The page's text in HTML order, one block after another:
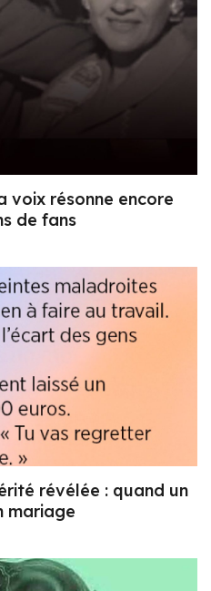
voix résonne encore
de fans
révélée : quand un
mariage